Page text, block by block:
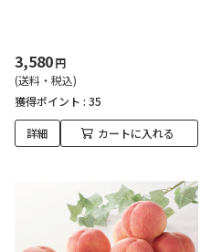
3,580円
(送料・税込)
獲得ポイント : 35
詳細 カートに入れる